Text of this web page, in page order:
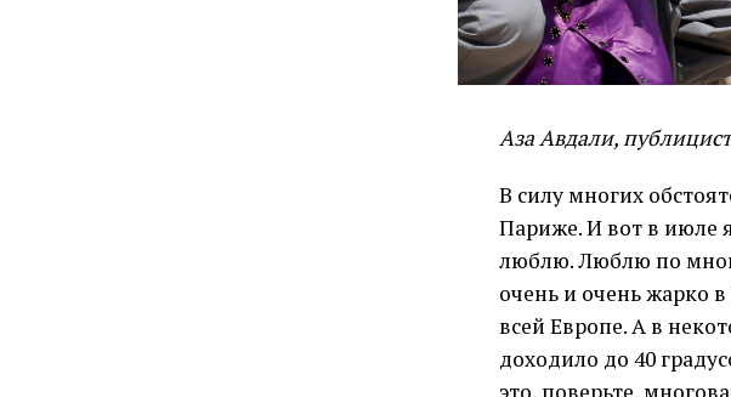
Аза Авдали, публицист
В силу многих
Париже. И вот в июле
люблю. Люблю по
очень и очень жарко
всей Европе. А в
доходило до 40